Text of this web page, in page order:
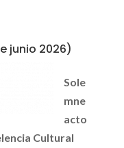
junio 2026)
Sole
mne
acto
Cultural